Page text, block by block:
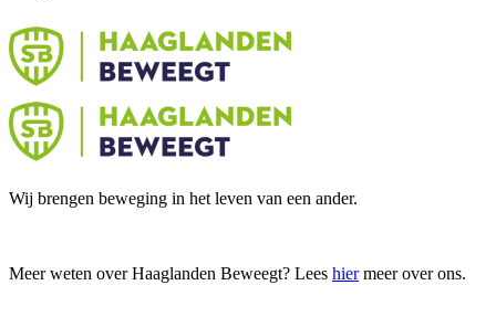
Wij brengen beweging in het leven van een ander.
Meer weten over Haaglanden Beweegt? Lees hiermeer over ons.